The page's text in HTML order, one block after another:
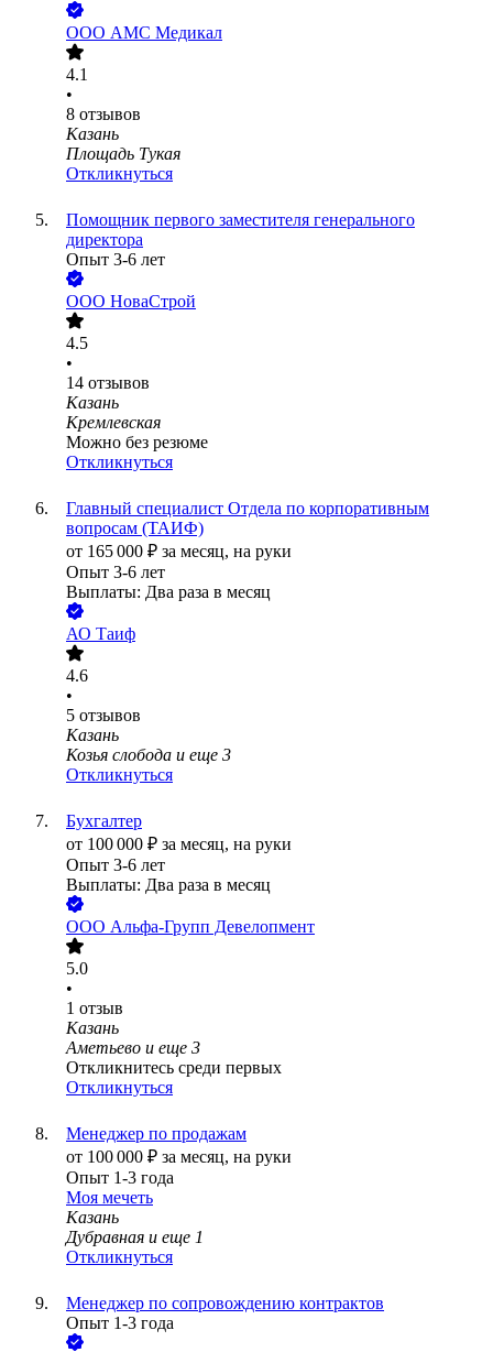
ООО АМС Медикал
4.1
•
8 отзывов
Казань
Площадь Тукая
Откликнуться
Помощник первого заместителя генерального
директора
Опыт 3-6 лет
ООО НоваСтрой
4.5
•
14 отзывов
Казань
Кремлевская
Можно без резюме
Откликнуться
Главный специалист Отдела по корпоративным
вопросам (ТАИФ)
от 165 000 ₽ за месяц, на руки
Опыт 3-6 лет
Выплаты: Два раза в месяц
АО Таиф
4.6
•
5 отзывов
Казань
Козья слобода и еще 3
Откликнуться
Бухгалтер
от 100 000 ₽ за месяц, на руки
Опыт 3-6 лет
Выплаты: Два раза в месяц
ООО Альфа-Групп Девелопмент
5.0
•
1 отзыв
Казань
Аметьево и еще 3
Откликнитесь среди первых
Откликнуться
Менеджер по продажам
от 100 000 ₽ за месяц, на руки
Опыт 1-3 года
Моя мечеть
Казань
Дубравная и еще 1
Откликнуться
Менеджер по сопровождению контрактов
Опыт 1-3 года